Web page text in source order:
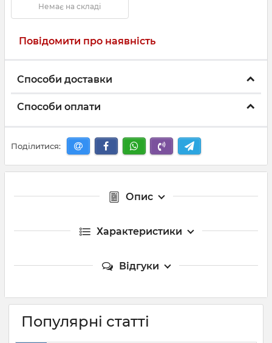
Немає на складі
Повідомити про наявність
Способи доставки
Способи оплати
Поділитися:
Опис
Характеристики
Відгуки
Популярні статті